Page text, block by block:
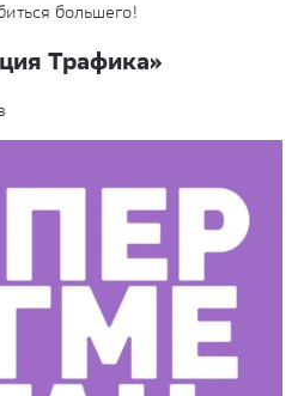
большего!
Трафика»